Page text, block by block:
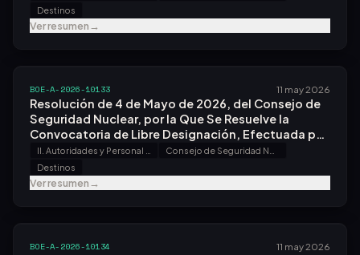
Destinos
Ver resumen→
BOE-A-2026-10133 11 may 2026
Resolución de 4 de Mayo de 2026, del Consejo de
Seguridad Nuclear, por la Que Se Resuelve la
Convocatoria de Libre Designación, Efectuada por
Resolución de 9 de Marzo de 2026.
Destinos
Ver resumen→
BOE-A-2026-10134 11 may 2026